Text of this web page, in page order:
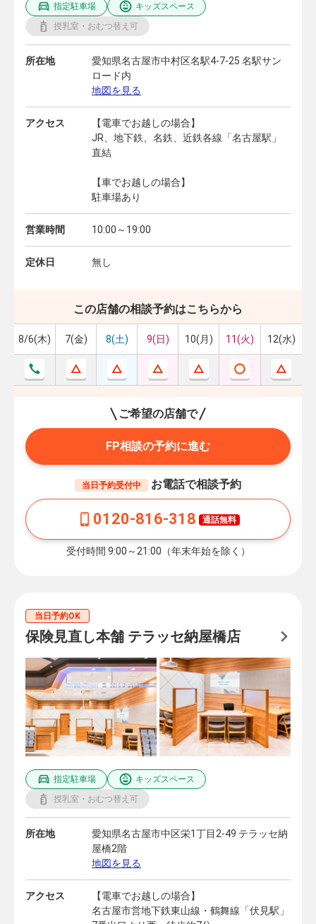
指定駐車場
キッズスペース
授乳室・おむつ替え可
所在地
愛知県名古屋市中村区名駅4-7-25 名駅サン
ロード内
地図を見る
アクセス
【電車でお越しの場合】
JR、地下鉄、名鉄、近鉄各線「名古屋駅」
直結
【車でお越しの場合】
駐車場あり
営業時間 10:00～19:00
定休日 無し
この店舗の相談予約はこちらから
8/6(木) 7(金) 8(土) 9(日) 10(月) 11(火) 12(水)
ご希望の店舗で
FP相談の予約に進む
当日予約受付中 お電話で相談予約
0120-816-318 通話無料
受付時間 9:00～21:00（年末年始を除く）
当日予約OK
保険見直し本舗 テラッセ納屋橋店
指定駐車場
キッズスペース
授乳室・おむつ替え可
所在地
愛知県名古屋市中区栄1丁目2-49 テラッセ納
屋橋2階
地図を見る
アクセス
【電車でお越しの場合】
名古屋市営地下鉄東山線・鶴舞線「伏見駅」